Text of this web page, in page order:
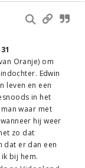
Oranje) om
Edwin
leven en een
in het
waar met
hij weer
zo dat
dat er dan een
bij hem.